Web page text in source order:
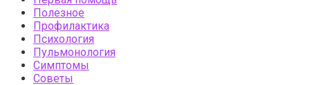
Полезное
Профилактика
Психология
Пульмонология
Симптомы
Советы